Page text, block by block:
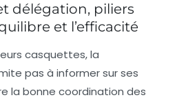
délégation, piliers
et l’efficacité
casquettes,la
pas à informer sur ses
la bonne coordination des